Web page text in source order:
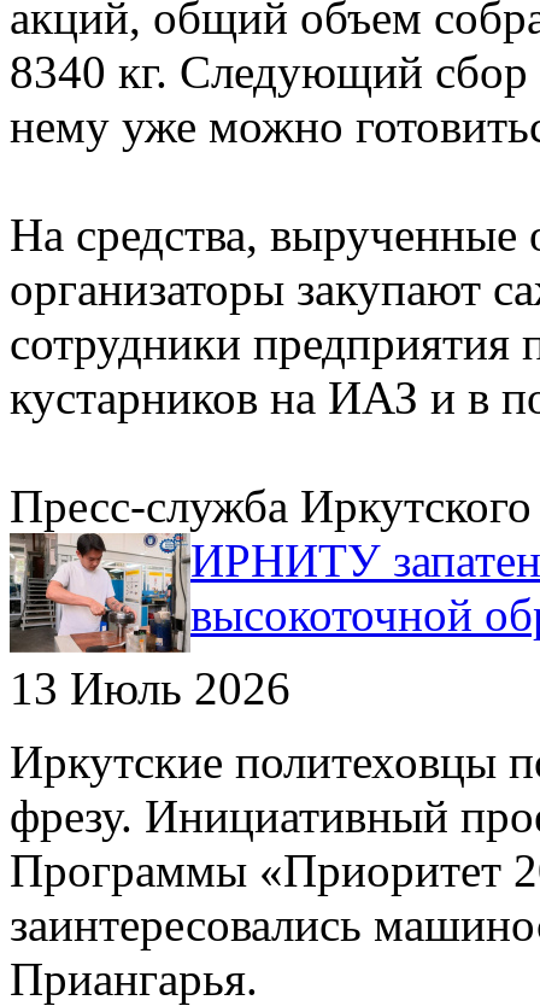
акций, общий объем
8340 кг. Следующий сбор
нему уже можно
На средства, вырученные
организаторы закупают
сотрудники предприятия
кустарников на ИАЗ и в
Пресс-служба
ИРНИТУ
высокоточной
13 Июль 2026
Иркутские политеховцы
фрезу. Инициативный
Программы «Приоритет
заинтересовались
Приангарья.